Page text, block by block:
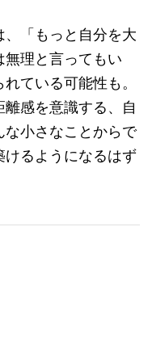
「もっと自分を大
理と言ってもい
ている可能性も。
感を意識する、自
小さなことからで
けるようになるはず